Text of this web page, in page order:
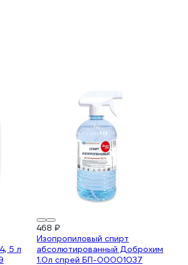
5 л
468 ₽
Изопропиловый спирт
абсолютированный Доброхим
1.0л спрей БП-00001037